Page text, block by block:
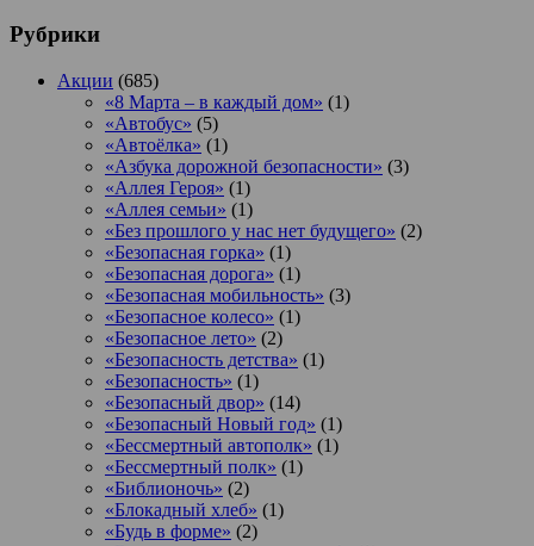
Рубрики
Акции (685)
«8 Марта – в каждый дом» (1)
«Автобус» (5)
«Автоёлка» (1)
«Азбука дорожной безопасности» (3)
«Аллея Героя» (1)
«Аллея семьи» (1)
«Без прошлого у нас нет будущего» (2)
«Безопасная горка» (1)
«Безопасная дорога» (1)
«Безопасная мобильность» (3)
«Безопасное колесо» (1)
«Безопасное лето» (2)
«Безопасность детства» (1)
«Безопасность» (1)
«Безопасный двор» (14)
«Безопасный Новый год» (1)
«Бессмертный автополк» (1)
«Бессмертный полк» (1)
«Библионочь» (2)
«Блокадный хлеб» (1)
«Будь в форме» (2)